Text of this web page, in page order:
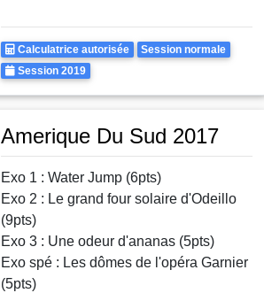
Calculatrice
Autorisee
Calculatrice autorisée Rattrapages
Session normale
Annee
Session 2019
Amerique Du Sud 2017
Exo 1 : Water Jump (6pts)
Exo 2 : Le grand four solaire d'Odeillo
(9pts)
Exo 3 : Une odeur d'ananas (5pts)
Exo spé : Les dômes de l'opéra Garnier
(5pts)